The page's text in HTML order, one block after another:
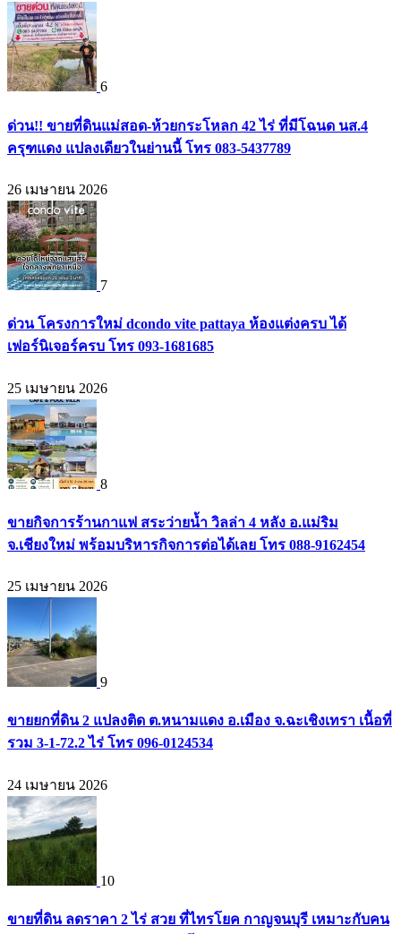
6
ด่วน!! ขายที่ดินแม่สอด-ห้วยกระโหลก 42 ไร่ ที่มีโฉนด นส.4
ครุฑแดง แปลงเดียวในย่านนี้ โทร 083-5437789
26 เมษายน 2026
7
ด่วน โครงการใหม่ dcondo vite pattaya ห้องแต่งครบ ได้
เฟอร์นิเจอร์ครบ โทร 093-1681685
25 เมษายน 2026
8
ขายกิจการร้านกาแฟ สระว่ายน้ำ วิลล่า 4 หลัง อ.แม่ริม
จ.เชียงใหม่ พร้อมบริหารกิจการต่อได้เลย โทร 088-9162454
25 เมษายน 2026
9
ขายยกที่ดิน 2 แปลงติด ต.หนามแดง อ.เมือง จ.ฉะเชิงเทรา เนื้อที่
รวม 3-1-72.2 ไร่ โทร 096-0124534
24 เมษายน 2026
10
ขายที่ดิน ลดราคา 2 ไร่ สวย ที่ไทรโยค กาญจนบุรี เหมาะกับคน